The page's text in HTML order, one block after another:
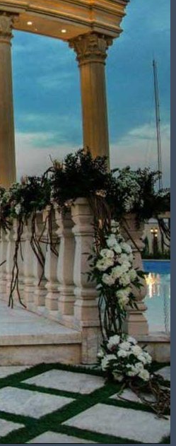
تشریفات مجالس
باغ های عروسی
استودیو عکاسی
قیمت منوها
برآورد قیمت
برآورد قیمت